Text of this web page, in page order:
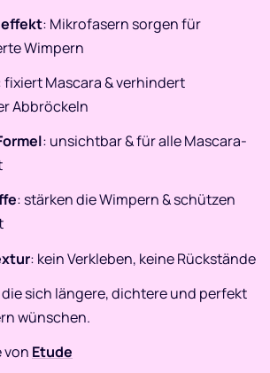
: Mikrofasern sorgen für
Wimpern
fixiert Mascara & verhindert
Abbröckeln
: unsichtbar & für alle Mascara-
: stärken die Wimpern & schützen
: kein Verkleben, keine Rückstände
sich längere, dichtere und perfekt
wünschen.
von Etude